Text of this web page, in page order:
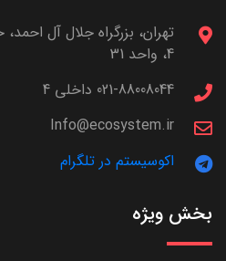
4، واحد 31
021-88008044 داخلی 4
Info@ecosystem.ir
اکوسیستم در تلگرام
بخش ویژه